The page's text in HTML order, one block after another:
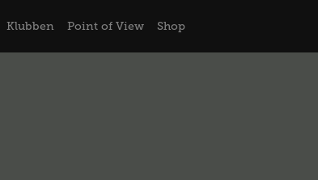
Klubben Point of View Shop